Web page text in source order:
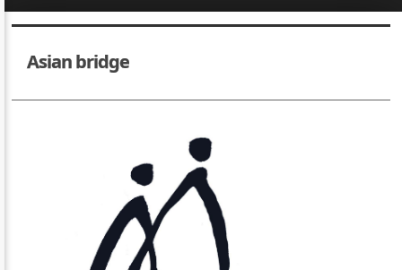
Asian bridge
Sketchbook5, 스케치북5
Sketchbook5, 스케치북5
Sketchbook5, 스케치북5
Sketchbook5, 스케치북5